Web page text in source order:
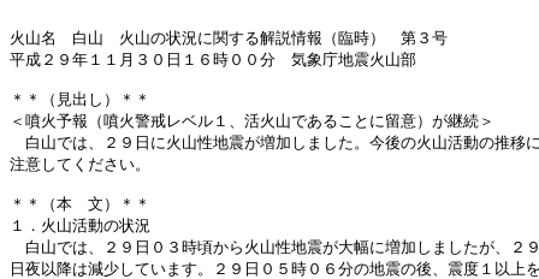
火山名　白山　火山の状況に関する解説情報（臨時）　第３号
平成２９年１１月３０日１６時００分　気象庁地震火山部
＊＊（見出し）＊＊
＜噴火予報（噴火警戒レベル１、活火山であることに留意）が継続＞
白山では、２９日に火山性地震が増加しました。今後の火山活動の推移
注意してください。
＊＊（本　文）＊＊
１．火山活動の状況
白山では、２９日０３時頃から火山性地震が大幅に増加しましたが、２
日夜以降は減少しています。２９日０５時０６分の地震の後、震度１以上